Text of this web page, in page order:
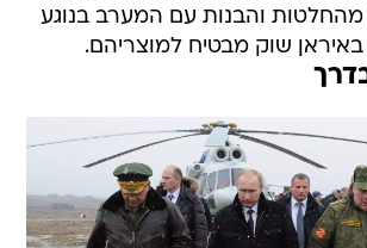
מהחלטות והבנות עם המערב בנוגע
באיראן שוק מבטיח למוצריהם.